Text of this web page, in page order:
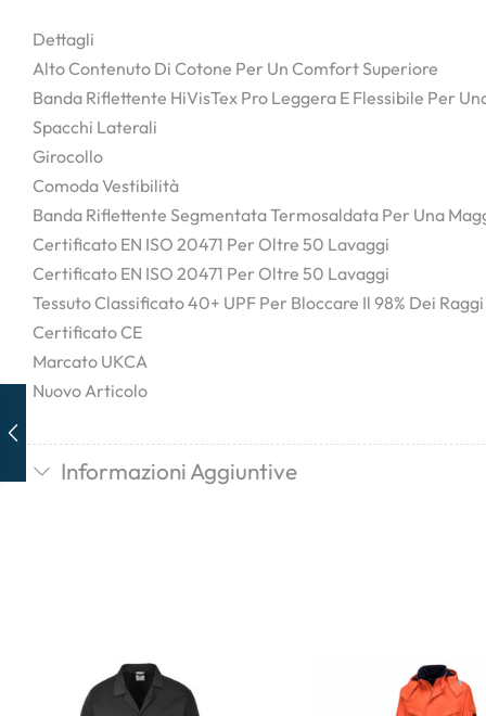
Dettagli
Alto Contenuto Di Cotone Per Un Comfort Superiore
Banda Riflettente HiVisTex Pro Leggera E Flessibile Per
Spacchi Laterali
Girocollo
Comoda Vestibilità
Banda Riflettente Segmentata Termosaldata Per Una
Certificato EN ISO 20471 Per Oltre 50 Lavaggi
Certificato EN ISO 20471 Per Oltre 50 Lavaggi
Tessuto Classificato 40+ UPF Per Bloccare Il 98% Dei
Certificato CE
Marcato UKCA
Nuovo Articolo
Informazioni Aggiuntive